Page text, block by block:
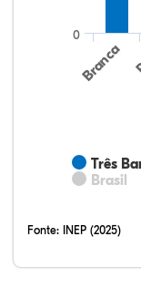
Três
Brasil
Branca
0
Fonte: INEP (2025)